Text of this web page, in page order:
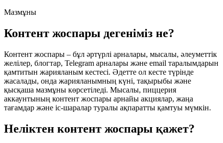
Мазмұны
Контент жоспары дегеніміз не?
Контент жоспары – бұл әртүрлі арналары, мысалы, әлеуметтік
желілер, блогтар, Telegram арналары және email таралымдарын
қамтитын жарияланым кестесі. Әдетте ол кесте түрінде
жасалады, онда жарияланымның күні, тақырыбы және
қысқаша мазмұны көрсетіледі. Мысалы, пиццерия
аккаунтының контент жоспары арнайы акциялар, жаңа
тағамдар және іс-шаралар туралы ақпаратты қамтуы мүмкін.
Неліктен контент жоспары қажет?